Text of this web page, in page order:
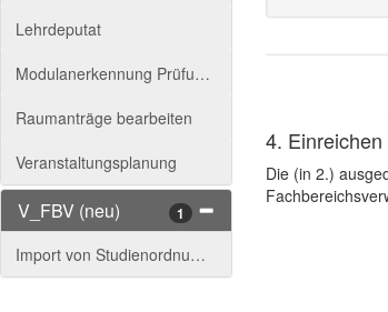
Lehrdeputat
Modulanerkennung Prüfungsausschuss
Raumanträge bearbeiten
Veranstaltungsplanung
V_FBV (neu) 1
Import von Studienordnungen
4.
Die (in 2.)